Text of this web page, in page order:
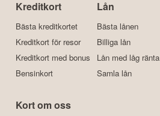
Kreditkort
Bästa kreditkortet
Kreditkort för resor
Kreditkort med bonus
Bensinkort
Lån
Bästa lånen
Billiga lån
Lån med låg ränta
Samla lån
Kort om oss